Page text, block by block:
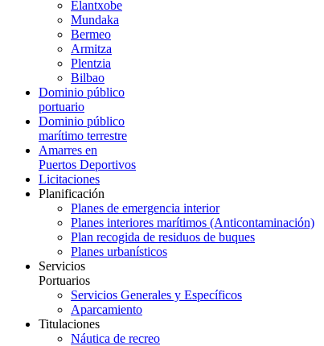
Elantxobe
Mundaka
Bermeo
Armitza
Plentzia
Bilbao
Dominio público
portuario
Dominio público
marítimo terrestre
Amarres en
Puertos Deportivos
Licitaciones
Planificación
Planes de emergencia interior
Planes interiores marítimos (Anticontaminación)
Plan recogida de residuos de buques
Planes urbanísticos
Servicios
Portuarios
Servicios Generales y Específicos
Aparcamiento
Titulaciones
Náutica de recreo